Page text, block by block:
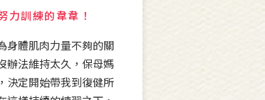
力訓練的韋韋！
身體肌肉力量不夠的關
辦法維持太久，保母媽
決定開始帶我到復健所